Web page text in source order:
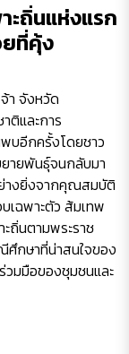
ะถิ่นแห่งแรก
ยที่คุ้ง
า จังหวัด
ติและการ
บอีกครั้งโดยชาว
ายพันธุ์จนกลับมา
างยิ่งจากคุณสมบัติ
เฉพาะตัว ส้มเทพ
ถิ่นตามพระราช
กษาที่น่าสนใจของ
มมือของชุมชนและ